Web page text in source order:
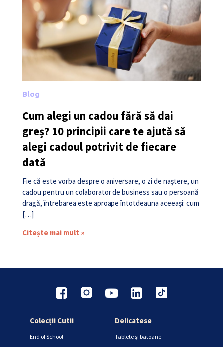
Blog
Cum alegi un cadou fără să dai
greș? 10 principii care te ajută să
alegi cadoul potrivit de fiecare
dată
Fie că este vorba despre o aniversare, o zi de naștere, un
cadou pentru un colaborator de business sau o persoană
dragă, întrebarea este aproape întotdeauna aceeași: cum
[…]
Citește mai mult »
Colecții Cutii
End of School
Delicatese
Tablete și batoane